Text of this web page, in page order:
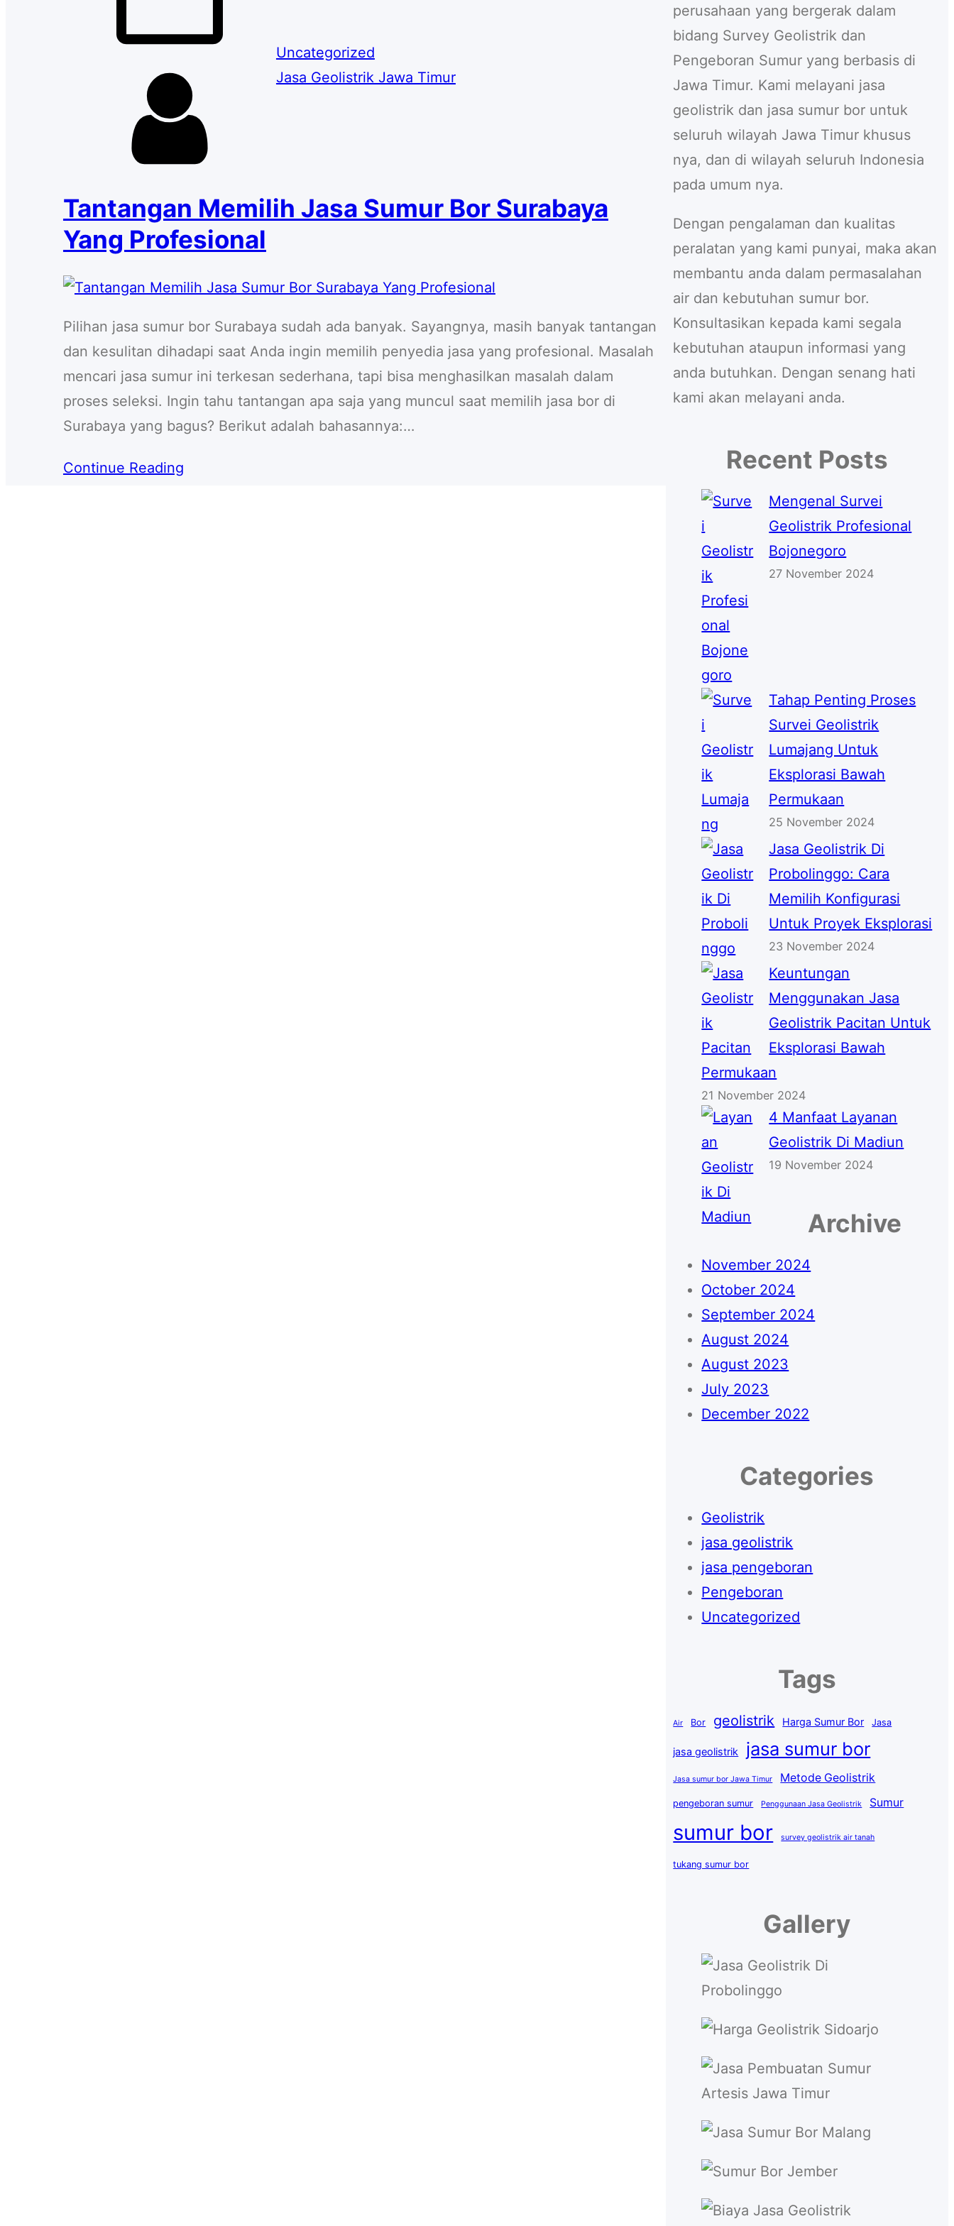
Uncategorized
Jasa Geolistrik Jawa Timur
Tantangan Memilih Jasa Sumur Bor Surabaya
Yang Profesional
Pilihan jasa sumur bor Surabaya sudah ada banyak. Sayangnya, masih banyak tantangan
dan kesulitan dihadapi saat Anda ingin memilih penyedia jasa yang profesional. Masalah
mencari jasa sumur ini terkesan sederhana, tapi bisa menghasilkan masalah dalam
proses seleksi. Ingin tahu tantangan apa saja yang muncul saat memilih jasa bor di
Surabaya yang bagus? Berikut adalah bahasannya:…
Continue Reading
h
perusahaan yang bergerak dalam
bidang Survey Geolistrik dan
Pengeboran Sumur yang berbasis di
Jawa Timur. Kami melayani jasa
geolistrik dan jasa sumur bor untuk
seluruh wilayah Jawa Timur khusus
nya, dan di wilayah seluruh Indonesia
pada umum nya.
Dengan pengalaman dan kualitas
peralatan yang kami punyai, maka akan
membantu anda dalam permasalahan
air dan kebutuhan sumur bor.
Konsultasikan kepada kami segala
kebutuhan ataupun informasi yang
anda butuhkan. Dengan senang hati
kami akan melayani anda.
Recent Posts
Mengenal Survei
Geolistrik Profesional
Bojonegoro
27 November 2024
Tahap Penting Proses
Survei Geolistrik
Lumajang Untuk
Eksplorasi Bawah
Permukaan
25 November 2024
Jasa Geolistrik Di
Probolinggo: Cara
Memilih Konfigurasi
Untuk Proyek Eksplorasi
23 November 2024
Keuntungan
Menggunakan Jasa
Geolistrik Pacitan Untuk
Eksplorasi Bawah
Permukaan
21 November 2024
4 Manfaat Layanan
Geolistrik Di Madiun
19 November 2024
Archive
November 2024
October 2024
September 2024
August 2024
August 2023
July 2023
December 2022
Categories
Geolistrik
jasa geolistrik
jasa pengeboran
Pengeboran
Uncategorized
Tags
Air Bor geolistrik Harga Sumur Bor Jasa
jasa geolistrik jasa sumur bor
Jasa sumur bor Jawa Timur Metode Geolistrik
pengeboran sumur Penggunaan Jasa Geolistrik Sumur
sumur bor survey geolistrik air tanah
tukang sumur bor
Gallery